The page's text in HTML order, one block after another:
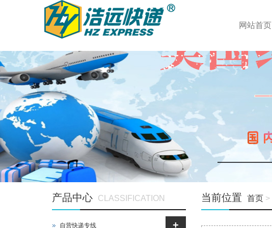
欢迎光临杭州浩远国际快递-Hzhy-express.com! 登录 注册 English
0571-85120875 0571-85128053
网站首页
当前位置 首页>
产品中心 CLASSIFICATION
自营快递专线 +